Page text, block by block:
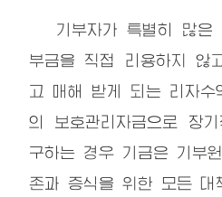
기부자가 특별히 많은
부금을 직접 리용하지 않
고 매해 받게 되는 리자수
의 보호관리자금으로 장
구하는 경우 기금은 기부
존과 증식을 위한 모든 대